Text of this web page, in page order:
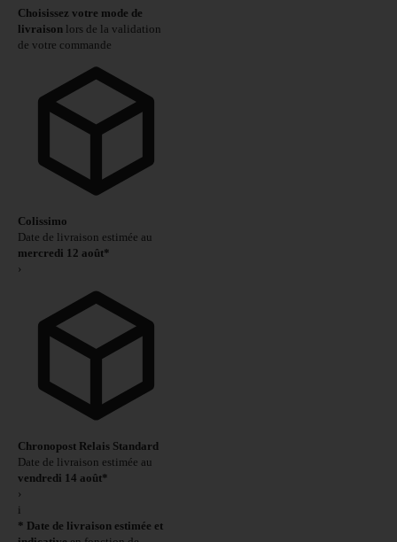
Choisissez votre mode de
livraison lors de la validation
de votre commande
Colissimo
Date de livraison estimée au
mercredi 12 août*
›
Chronopost Relais Standard
Date de livraison estimée au
vendredi 14 août*
›
i
* Date de livraison estimée et